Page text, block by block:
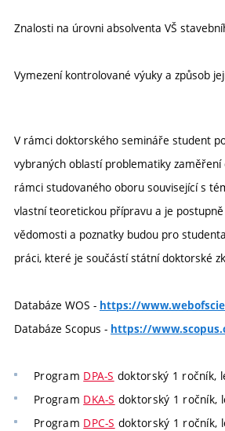
Znalosti na úrovni absolventa VŠ
Vymezení kontrolované výuky a způsob
V rámci doktorského semináře student
vybraných oblastí problematiky zaměření
rámci studovaného oboru související s
vlastní teoretickou přípravu a je
vědomosti a poznatky budou pro
práci, které je součástí státní doktorské
Databáze WOS - https://
Databáze Scopus - https://
Program DPA-S doktorský 1 ročník,
Program DKA-S doktorský 1 ročník,
Program DPC-S doktorský 1 ročník,